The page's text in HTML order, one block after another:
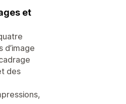
et
des